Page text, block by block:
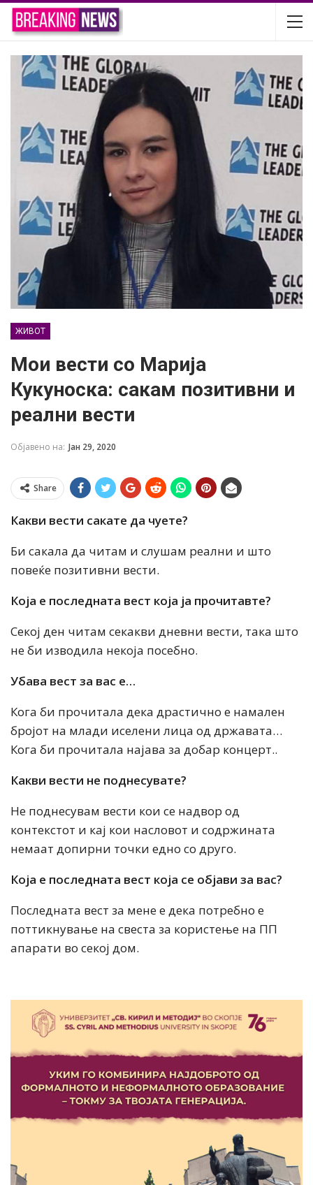
ЖИВОТ
Мои вести со Марија
Кукуноска: сакам позитивни и
реални вести
Објавено на: Јан 29, 2020
Share
Какви вести сакате да чуете?
Би сакала да читам и слушам реални и што
повеќе позитивни вести.
Која е последната вест која ја прочитавте?
Секој ден читам секакви дневни вести, така што
не би изводила некоја посебно.
Убава вест за вас е…
Кога би прочитала дека драстично е намален
бројот на млади иселени лица од државата…
Кога би прочитала најава за добар концерт..
Какви вести не поднесувате?
Не поднесувам вести кои се надвор од
контекстот и кај кои насловот и содржината
немаат допирни точки едно со друго.
Која е последната вест која се објави за вас?
Последната вест за мене е дека потребно е
поттикнување на свеста за користење на ПП
апарати во секој дом.